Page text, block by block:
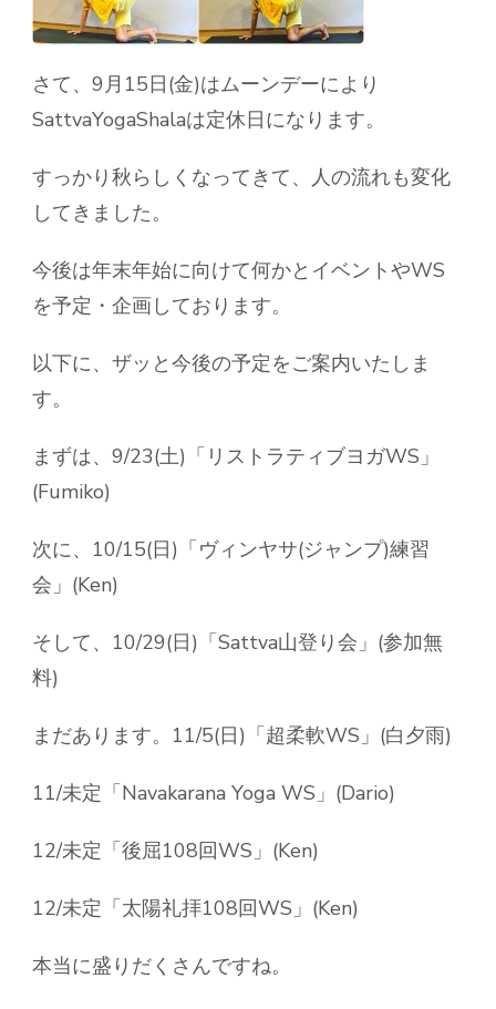
さて、9月15日(金)はムーンデーにより
SattvaYogaShalaは定休日になります。
すっかり秋らしくなってきて、人の流れも変化
してきました。
今後は年末年始に向けて何かとイベントやWS
を予定・企画しております。
以下に、ザッと今後の予定をご案内いたしま
す。
まずは、9/23(土)「リストラティブヨガWS」
(Fumiko)
次に、10/15(日)「ヴィンヤサ(ジャンプ)練習
会」(Ken)
そして、10/29(日)「Sattva山登り会」(参加無
料)
まだあります。11/5(日)「超柔軟WS」(白夕雨)
11/未定「Navakarana Yoga WS」(Dario)
12/未定「後屈108回WS」(Ken)
12/未定「太陽礼拝108回WS」(Ken)
本当に盛りだくさんですね。